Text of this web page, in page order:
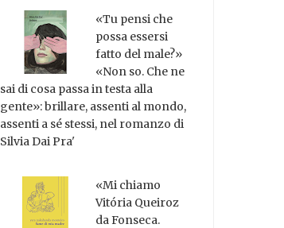
«Tu pensi che
possa essersi
fatto del male?»
«Non so. Che ne
sai di cosa passa in testa alla
gente»: brillare, assenti al mondo,
assenti a sé stessi, nel romanzo di
Silvia Dai Pra'
«Mi chiamo
Vitória Queiroz
da Fonseca.